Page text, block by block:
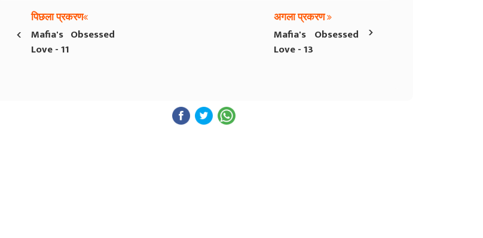
‹
पिछला प्रकरण
Mafia's Obsessed
Love - 11
›
अगला प्रकरण
Mafia's Obsessed
Love - 13